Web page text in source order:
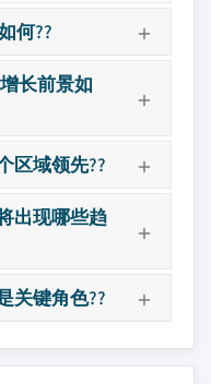
何??
长前景如
区域领先??
出现哪些趋
关键角色??